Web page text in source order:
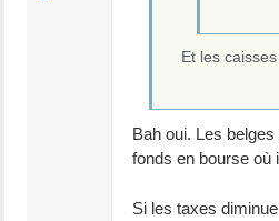
Et les
Bah oui. Les
fonds en bourse où
Si les taxes